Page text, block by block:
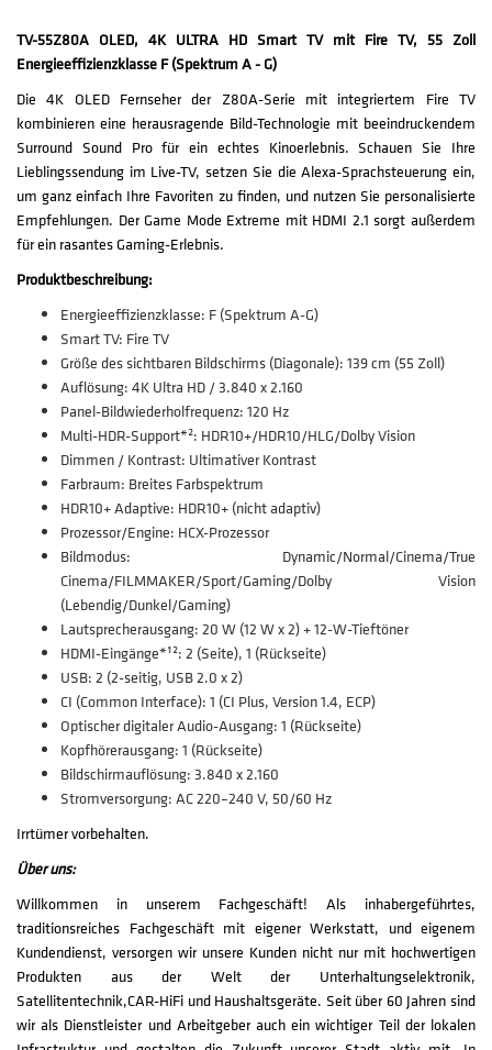
TV-55Z80A OLED, 4K ULTRA HD Smart TV mit Fire TV, 55 Zoll
Energieeffizienzklasse F (Spektrum A - G)
Die 4K OLED Fernseher der Z80A-Serie mit integriertem Fire TV
kombinieren eine herausragende Bild-Technologie mit beeindruckendem
Surround Sound Pro für ein echtes Kinoerlebnis. Schauen Sie Ihre
Lieblingssendung im Live-TV, setzen Sie die Alexa-Sprachsteuerung ein,
um ganz einfach Ihre Favoriten zu finden, und nutzen Sie personalisierte
Empfehlungen. Der Game Mode Extreme mit HDMI 2.1 sorgt außerdem
für ein rasantes Gaming-Erlebnis.
Produktbeschreibung:
Energieeffizienzklasse: F (Spektrum A-G)
Smart TV: Fire TV
Größe des sichtbaren Bildschirms (Diagonale): 139 cm (55 Zoll)
Auflösung: 4K Ultra HD / 3.840 x 2.160
Panel-Bildwiederholfrequenz: 120 Hz
Multi-HDR-Support*²: HDR10+/HDR10/HLG/Dolby Vision
Dimmen / Kontrast: Ultimativer Kontrast
Farbraum: Breites Farbspektrum
HDR10+ Adaptive: HDR10+ (nicht adaptiv)
Prozessor/Engine: HCX-Prozessor
Bildmodus: Dynamic/Normal/Cinema/True
Cinema/FILMMAKER/Sport/Gaming/Dolby Vision
(Lebendig/Dunkel/Gaming)
Lautsprecherausgang: 20 W (12 W x 2) + 12-W-Tieftöner
HDMI-Eingänge*¹²: 2 (Seite), 1 (Rückseite)
USB: 2 (2-seitig, USB 2.0 x 2)
CI (Common Interface): 1 (CI Plus, Version 1.4, ECP)
Optischer digitaler Audio-Ausgang: 1 (Rückseite)
Kopfhörerausgang: 1 (Rückseite)
Bildschirmauflösung: 3.840 x 2.160
Stromversorgung: AC 220–240 V, 50/60 Hz
Irrtümer vorbehalten.
Über uns:
Willkommen in unserem Fachgeschäft! Als inhabergeführtes,
traditionsreiches Fachgeschäft mit eigener Werkstatt, und eigenem
Kundendienst, versorgen wir unsere Kunden nicht nur mit hochwertigen
Produkten aus der Welt der Unterhaltungselektronik,
Satellitentechnik,CAR-HiFi und Haushaltsgeräte. Seit über 60 Jahren sind
wir als Dienstleister und Arbeitgeber auch ein wichtiger Teil der lokalen